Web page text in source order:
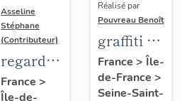
Asseline
Stéphane
(Contributeur)
regard
photographique
France >
Île-de-
Réalisé par
Pouvreau Benoît
graffiti de
chambrée
sur
France > Île-
de-France >
Seine-Saint-